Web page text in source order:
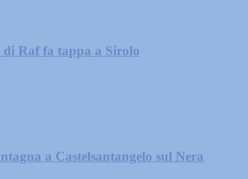
Raf fa tappa a Sirolo
a Castelsantangelo sul Nera